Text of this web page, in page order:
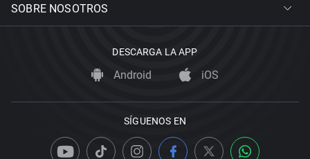
SOBRE NOSOTROS
DESCARGA LA APP
Android iOS
SÍGUENOS EN